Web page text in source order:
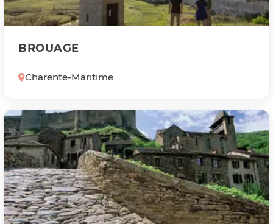
BROUAGE
Charente-Maritime